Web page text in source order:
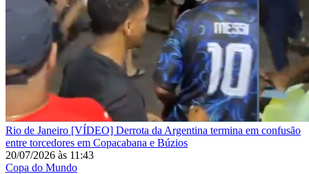
Rio de Janeiro [VÍDEO] Derrota da Argentina termina em confusão
entre torcedores em Copacabana e Búzios
20/07/2026 às 11:43
Copa do Mundo